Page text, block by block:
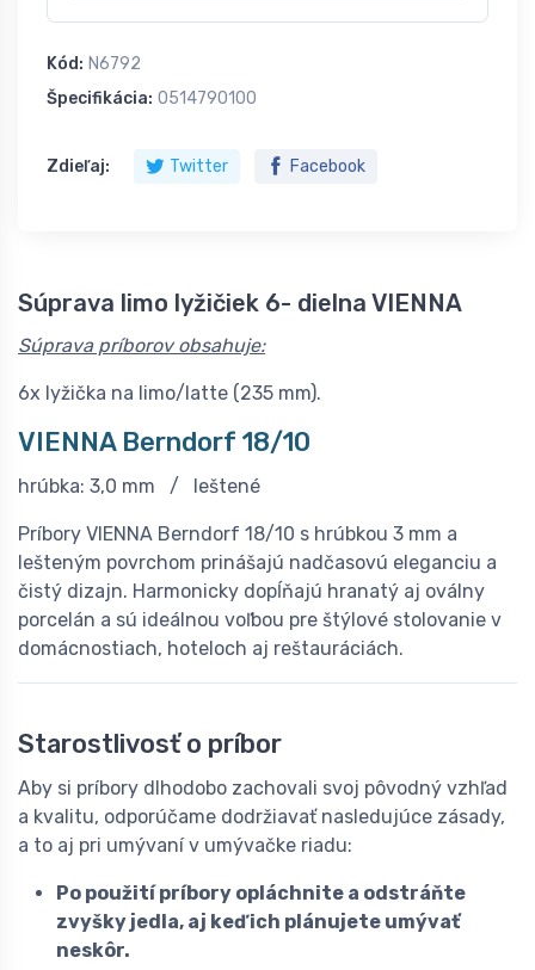
Kód: N6792
Špecifikácia: 0514790100
Zdieľaj: Twitter Facebook
Súprava limo lyžičiek 6- dielna VIENNA
Súprava príborov obsahuje:
6x lyžička na limo/latte (235 mm).
VIENNA Berndorf 18/10
hrúbka: 3,0 mm / leštené
Príbory VIENNA Berndorf 18/10 s hrúbkou 3 mm a
lešteným povrchom prinášajú nadčasovú eleganciu a
čistý dizajn. Harmonicky dopĺňajú hranatý aj oválny
porcelán a sú ideálnou voľbou pre štýlové stolovanie v
domácnostiach, hoteloch aj reštauráciách.
Starostlivosť o príbor
Aby si príbory dlhodobo zachovali svoj pôvodný vzhľad
a kvalitu, odporúčame dodržiavať nasledujúce zásady,
a to aj pri umývaní v umývačke riadu:
Po použití príbory opláchnite a odstráňte
zvyšky jedla, aj keď ich plánujete umývať
neskôr.